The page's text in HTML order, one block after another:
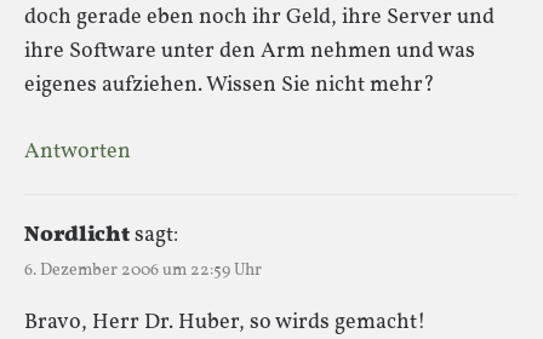
doch gerade eben noch ihr Geld, ihre Server und
ihre Software unter den Arm nehmen und was
eigenes aufziehen. Wissen Sie nicht mehr?
Antworten
Nordlichtsagt:
6. Dezember 2006 um 22:59 Uhr
Bravo, Herr Dr. Huber, so wirds gemacht!